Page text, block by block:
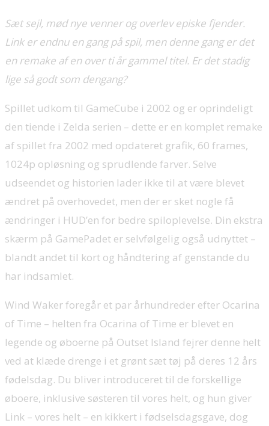
Sæt sejl, mød nye venner og overlev episke fjender.
Link er endnu en gang på spil, men denne gang er det
en remake af en over ti år gammel titel. Er det stadig
lige så godt som dengang?
Spillet udkom til GameCube i 2002 og er oprindeligt
den tiende i Zelda serien – dette er en komplet remake
af spillet fra 2002 med opdateret grafik, 60 frames,
1024p opløsning og sprudlende farver. Selve
udseendet og historien lader ikke til at være blevet
ændret på overhovedet, men der er sket nogle få
ændringer i HUD’en for bedre spiloplevelse. Din ekstra
skærm på GamePadet er selvfølgelig også udnyttet –
blandt andet til kort og håndtering af genstande du
har indsamlet.
Wind Waker foregår et par århundreder efter Ocarina
of Time – helten fra Ocarina of Time er blevet en
legende og øboerne på Outset Island fejrer denne helt
ved at klæde drenge i et grønt sæt tøj på deres 12 års
fødelsdag. Du bliver introduceret til de forskellige
øboere, inklusive søsteren til vores helt, og hun giver
Link – vores helt – en kikkert i fødselsdagsgave, dog